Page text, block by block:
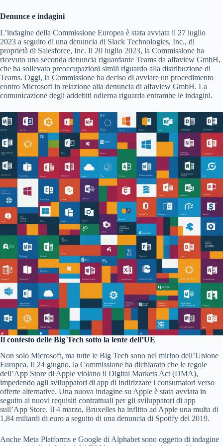
Denunce e indagini
L’indagine della Commissione Europea è stata avviata il 27 luglio
2023 a seguito di una denuncia di Slack Technologies, Inc., di
proprietà di Salesforce, Inc. Il 20 luglio 2023, la Commissione ha
ricevuto una seconda denuncia riguardante Teams da alfaview GmbH,
che ha sollevato preoccupazioni simili riguardo alla distribuzione di
Teams. Oggi, la Commissione ha deciso di avviare un procedimento
contro Microsoft in relazione alla denuncia di alfaview GmbH. La
comunicazione degli addebiti odierna riguarda entrambe le indagini.
Il contesto delle Big Tech sotto la lente dell’UE
Non solo Microsoft, ma tutte le Big Tech sono nel mirino dell’Unione
Europea. Il 24 giugno, la Commissione ha dichiarato che le regole
dell’App Store di Apple violano il Digital Markets Act (DMA),
impedendo agli sviluppatori di app di indirizzare i consumatori verso
offerte alternative. Una nuova indagine su Apple è stata avviata in
seguito ai nuovi requisiti contrattuali per gli sviluppatori di app
sull’App Store. Il 4 marzo, Bruxelles ha inflitto ad Apple una multa di
1,84 miliardi di euro a seguito di una denuncia di Spotify del 2019.
Anche Meta Platforms e Google di Alphabet sono oggetto di indagine